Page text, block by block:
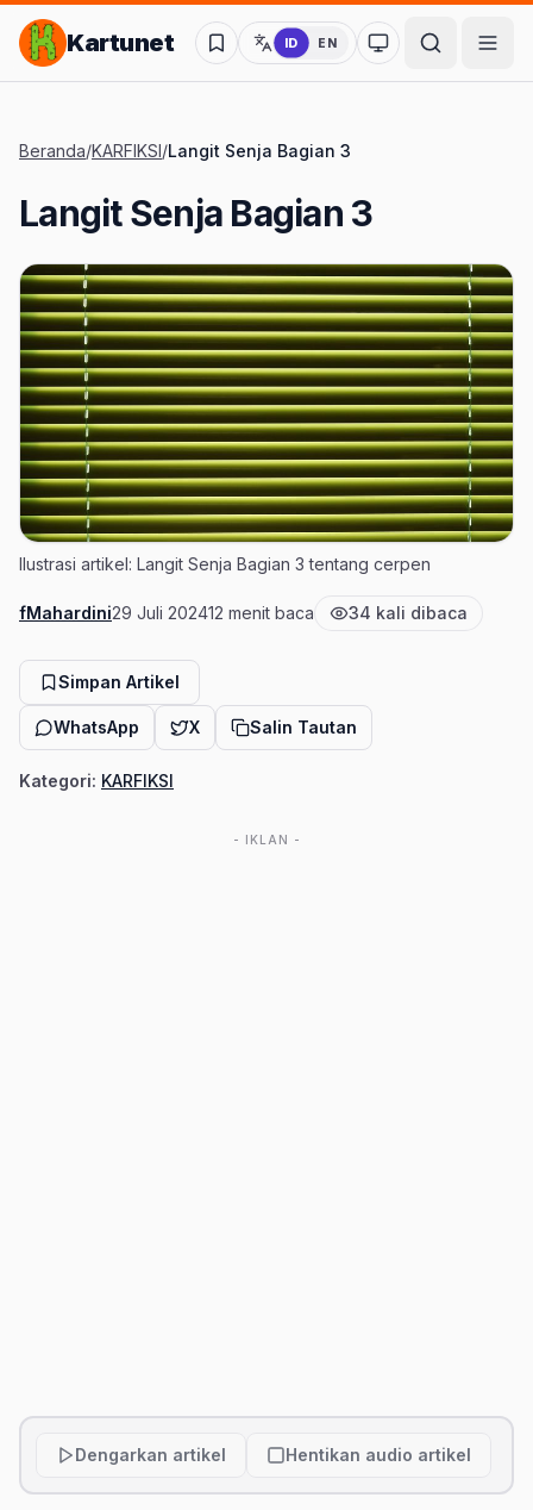
Lompat ke Konten Utama
Kartunet ID EN
Ubah ke mode
Beranda/KARFIKSI/Langit Senja Bagian 3
Langit Senja Bagian 3
Ilustrasi artikel: Langit Senja Bagian 3 tentang cerpen
Penulis
fMahardiniTanggal terbit
29 Juli 2024Estimasi waktu baca
12 menit baca Jumlah pembaca
34 kali dibaca
Simpan Artikel
WhatsApp X Salin Tautan
Kategori: KARFIKSI
- IKLAN -
Dengarkan artikel Hentikan audio artikel